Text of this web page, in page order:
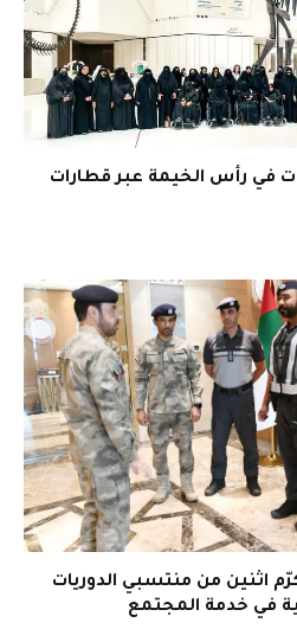
في رأس الخيمة عبر قطارات
اثنين من منتسبي الدوريات
في خدمة المجتمع